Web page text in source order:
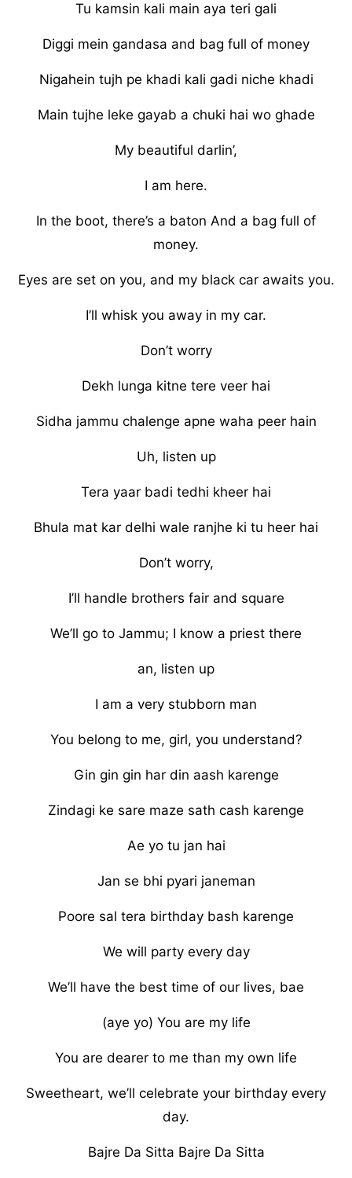
Tu kamsin kali main aya teri gali
Diggi mein gandasa and bag full of money
Nigahein tujh pe khadi kali gadi niche khadi
Main tujhe leke gayab a chuki hai wo ghade
My beautiful darlin’,
I am here.
In the boot, there’s a baton And a bag full of
money.
Eyes are set on you, and my black car awaits you.
I’ll whisk you away in my car.
Don’t worry
Dekh lunga kitne tere veer hai
Sidha jammu chalenge apne waha peer hain
Uh, listen up
Tera yaar badi tedhi kheer hai
Bhula mat kar delhi wale ranjhe ki tu heer hai
Don’t worry,
I’ll handle brothers fair and square
We’ll go to Jammu; I know a priest there
an, listen up
I am a very stubborn man
You belong to me, girl, you understand?
Gin gin gin har din aash karenge
Zindagi ke sare maze sath cash karenge
Ae yo tu jan hai
Jan se bhi pyari janeman
Poore sal tera birthday bash karenge
We will party every day
We’ll have the best time of our lives, bae
(aye yo) You are my life
You are dearer to me than my own life
Sweetheart, we’ll celebrate your birthday every
day.
Bajre Da Sitta Bajre Da Sitta